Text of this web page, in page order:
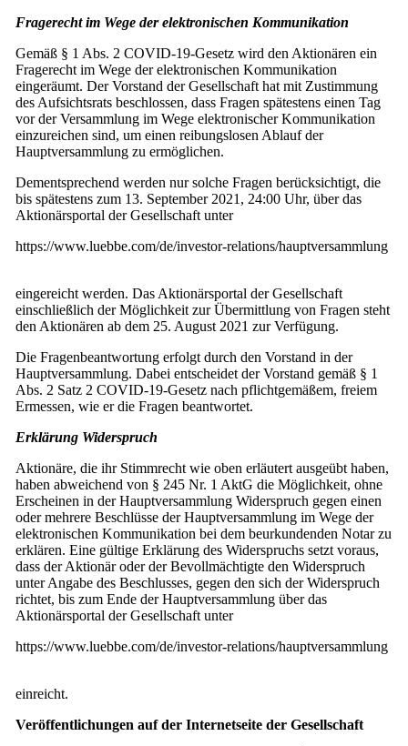
Fragerecht im Wege der elektronischen Kommunikation
Gemäß § 1 Abs. 2 COVID-19-Gesetz wird den Aktionären ein
Fragerecht im Wege der elektronischen Kommunikation
eingeräumt. Der Vorstand der Gesellschaft hat mit Zustimmung
des Aufsichtsrats beschlossen, dass Fragen spätestens einen Tag
vor der Versammlung im Wege elektronischer Kommunikation
einzureichen sind, um einen reibungslosen Ablauf der
Hauptversammlung zu ermöglichen.
Dementsprechend werden nur solche Fragen berücksichtigt, die
bis spätestens zum 13. September 2021, 24:00 Uhr, über das
Aktionärsportal der Gesellschaft unter
https://www.luebbe.com/de/investor-relations/hauptversammlung
eingereicht werden. Das Aktionärsportal der Gesellschaft
einschließlich der Möglichkeit zur Übermittlung von Fragen steht
den Aktionären ab dem 25. August 2021 zur Verfügung.
Die Fragenbeantwortung erfolgt durch den Vorstand in der
Hauptversammlung. Dabei entscheidet der Vorstand gemäß § 1
Abs. 2 Satz 2 COVID-19-Gesetz nach pflichtgemäßem, freiem
Ermessen, wie er die Fragen beantwortet.
Erklärung Widerspruch
Aktionäre, die ihr Stimmrecht wie oben erläutert ausgeübt haben,
haben abweichend von § 245 Nr. 1 AktG die Möglichkeit, ohne
Erscheinen in der Hauptversammlung Widerspruch gegen einen
oder mehrere Beschlüsse der Hauptversammlung im Wege der
elektronischen Kommunikation bei dem beurkundenden Notar zu
erklären. Eine gültige Erklärung des Widerspruchs setzt voraus,
dass der Aktionär oder der Bevollmächtigte den Widerspruch
unter Angabe des Beschlusses, gegen den sich der Widerspruch
richtet, bis zum Ende der Hauptversammlung über das
Aktionärsportal der Gesellschaft unter
https://www.luebbe.com/de/investor-relations/hauptversammlung
einreicht.
Veröffentlichungen auf der Internetseite der Gesellschaft